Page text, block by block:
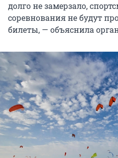
долго не замерзало,
соревнования не будут
билеты, — объяснила